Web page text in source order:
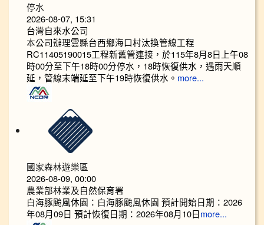
停水
2026-08-07, 15:31
台灣自來水公司
本公司辦理雲縣台西鄉海口村汰換管線工程
RC11405190015工程新舊管連接，於115年8月8日上午08
時00分至下午18時00分停水，18時恢復供水，遇雨天順
延，管線末端延至下午19時恢復供水。 more...
國家森林遊樂區
2026-08-09, 00:00
農業部林業及自然保育署
白海豚颱風休園：白海豚颱風休園 預計開始日期：2026
年08月09日 預計恢復日期：2026年08月10日 more...